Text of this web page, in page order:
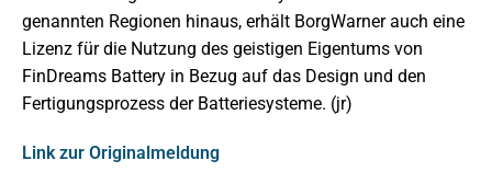
genannten Regionen hinaus, erhält BorgWarner auch eine
Lizenz für die Nutzung des geistigen Eigentums von
FinDreams Battery in Bezug auf das Design und den
Fertigungsprozess der Batteriesysteme. (jr)
Link zur Originalmeldung